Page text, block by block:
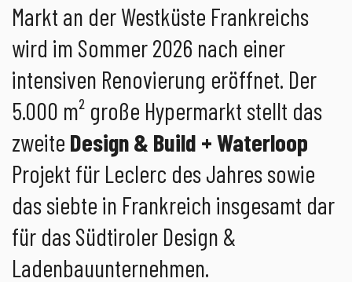
Markt an der Westküste Frankreichs
wird im Sommer 2026 nach einer
intensiven Renovierung eröffnet. Der
5.000 m² große Hypermarkt stellt das
zweite Design & Build + Waterloop
Projekt für Leclerc des Jahres sowie
das siebte in Frankreich insgesamt dar
für das Südtiroler Design &
Ladenbauunternehmen.